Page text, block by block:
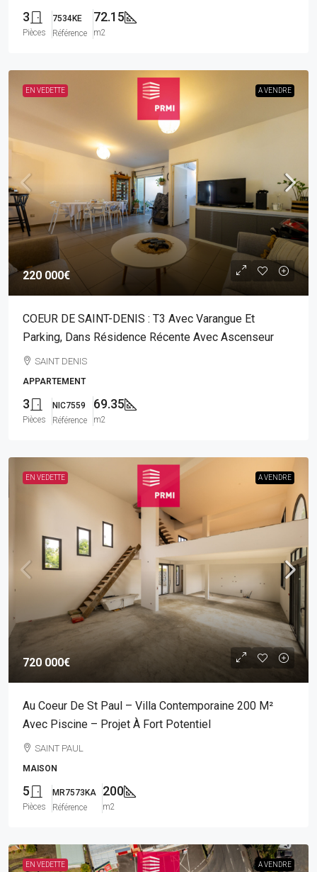
3
Pièces
7534KE
Référence
72.15
m2
EN VEDETTE A VENDRE
220 000€
COEUR DE SAINT-DENIS : T3 Avec Varangue Et
Parking, Dans Résidence Récente Avec Ascenseur
SAINT DENIS
APPARTEMENT
3
Pièces
NIC7559
Référence
69.35
m2
EN VEDETTE A VENDRE
720 000€
Au Coeur De St Paul – Villa Contemporaine 200 M²
Avec Piscine – Projet À Fort Potentiel
SAINT PAUL
MAISON
5
Pièces
MR7573KA
Référence
200
m2
EN VEDETTE A VENDRE